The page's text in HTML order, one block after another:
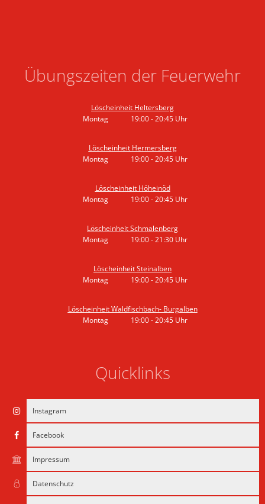
Übungszeiten der Feuerwehr
Löscheinheit Heltersberg
Montag
19:00-20:45 Uhr
Löscheinheit Hermersberg
Montag
19:00-20:45 Uhr
Löscheinheit Höheinöd
Montag
19:00-20:45 Uhr
Löscheinheit Schmalenberg
Montag
19:00-21:30 Uhr
Löscheinheit Steinalben
Montag
19:00-20:45 Uhr
Löscheinheit Waldfischbach- Burgalben
Montag
19:00-20:45 Uhr
Quicklinks
Instagram
Facebook
Impressum
Datenschutz